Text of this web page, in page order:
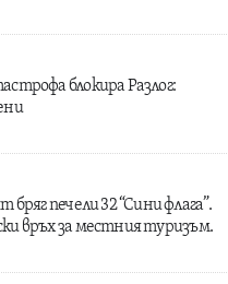
блокира Разлог:
бряг печели 32 “Сини флага”.
връх за местния туризъм.